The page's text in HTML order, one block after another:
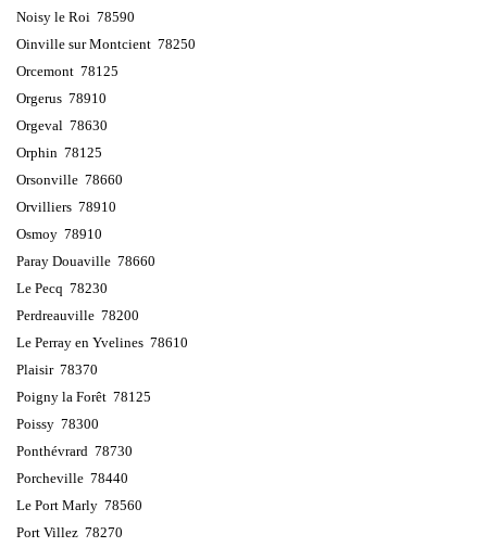
Noisy le Roi 78590
Oinville sur Montcient 78250
Orcemont 78125
Orgerus 78910
Orgeval 78630
Orphin 78125
Orsonville 78660
Orvilliers 78910
Osmoy 78910
Paray Douaville 78660
Le Pecq 78230
Perdreauville 78200
Le Perray en Yvelines 78610
Plaisir 78370
Poigny la Forêt 78125
Poissy 78300
Ponthévrard 78730
Porcheville 78440
Le Port Marly 78560
Port Villez 78270